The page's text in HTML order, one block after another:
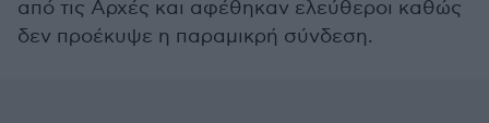
από τις Αρχές και αφέθηκαν ελεύθεροι καθώς
δεν προέκυψε η παραμικρή σύνδεση.